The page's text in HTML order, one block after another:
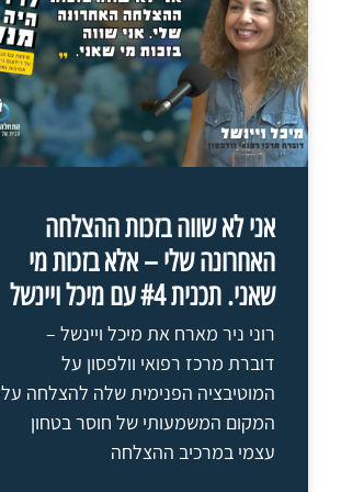
אני לא שווה בזכות ההצלחה
האחרונה שלי – אלא בזכות מי
שאני. תכנית #4 עם מיכל ויינשל
רוני ניר מארח את מיכל ויינשל –
דוברת מרכז רפואי וולפסון על
המוטיבציה הפנימית שלה להצלחה על
המקום המשמעותי של חוסר בטחון
עצמי במרכיב ההצלחה